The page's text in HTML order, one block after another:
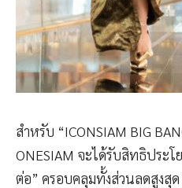
สำหรับ “ICONSIAM BIG
ONESIAM จะได้รับสิทธิประ
ต่อ” ครอบคลุมทั้งส่วนลดสูงสุ